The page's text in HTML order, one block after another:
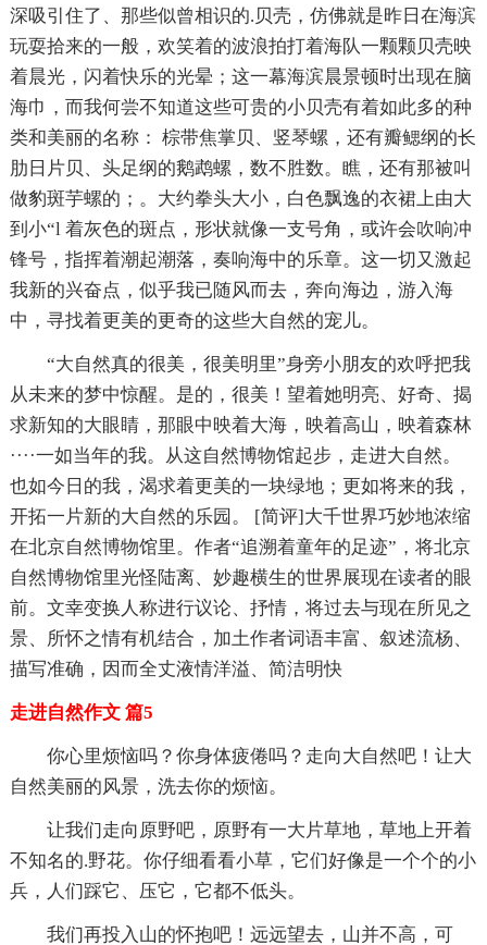
深吸引住了、那些似曾相识的.贝壳，仿佛就是昨日在海滨
玩耍拾来的一般，欢笑着的波浪拍打着海队一颗颗贝壳映
着晨光，闪着快乐的光晕；这一幕海滨晨景顿时出现在脑
海巾，而我何尝不知道这些可贵的小贝壳有着如此多的种
类和美丽的名称： 棕带焦掌贝、竖琴螺，还有瓣鳃纲的长
肋日片贝、头足纲的鹅鹉螺，数不胜数。瞧，还有那被叫
做豹斑芋螺的；。大约拳头大小，白色飘逸的衣裙上由大
到小“l 着灰色的斑点，形状就像一支号角，或许会吹响冲
锋号，指挥着潮起潮落，奏响海中的乐章。这一切又激起
我新的兴奋点，似乎我已随风而去，奔向海边，游入海
中，寻找着更美的更奇的这些大自然的宠儿。
“大自然真的很美，很美明里”身旁小朋友的欢呼把我
从未来的梦中惊醒。是的，很美！望着她明亮、好奇、揭
求新知的大眼睛，那眼中映着大海，映着高山，映着森林
····一如当年的我。从这自然博物馆起步，走进大自然。
也如今日的我，渴求着更美的一块绿地；更如将来的我，
开拓一片新的大自然的乐园。 [简评]大千世界巧妙地浓缩
在北京自然博物馆里。作者“追溯着童年的足迹”，将北京
自然博物馆里光怪陆离、妙趣横生的世界展现在读者的眼
前。文幸变换人称进行议论、抒情，将过去与现在所见之
景、所怀之情有机结合，加土作者词语丰富、叙述流杨、
描写准确，因而全丈液情洋溢、简洁明快
走进自然作文 篇5
你心里烦恼吗？你身体疲倦吗？走向大自然吧！让大
自然美丽的风景，洗去你的烦恼。
让我们走向原野吧，原野有一大片草地，草地上开着
不知名的.野花。你仔细看看小草，它们好像是一个个的小
兵，人们踩它、压它，它都不低头。
我们再投入山的怀抱吧！远远望去，山并不高，可